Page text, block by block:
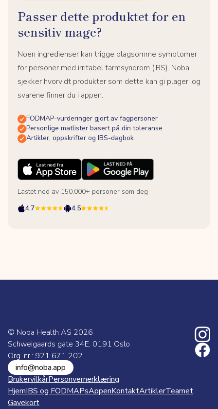
Passer dette produktet for en
sensitiv mage?
Noen ingredienser kan trigge plagsomme symptomer
for personer med irritabel tarmsyndrom (IBS). Noba
sjekker hvorvidt produkter som dette kan gi plager, og
svarene finner du i appen.
FODMAP-vurderinger gjort av fagpersoner
Personlige matlister basert på din toleranse
Artikler, oppskrifter og IBS-dagbok
Lastet ned av 150,000+ personer som deg
4.7
4.5
© Noba Health AS 2026
Schweigaards gate 34E, 0191 Oslo
Org. nr.: 921 671 202
info@noba.app
BrukervilkårPersonvernerklæring
HjemIBS og FODMAPsAppenKontaktArtiklerTeamet
Gavekort